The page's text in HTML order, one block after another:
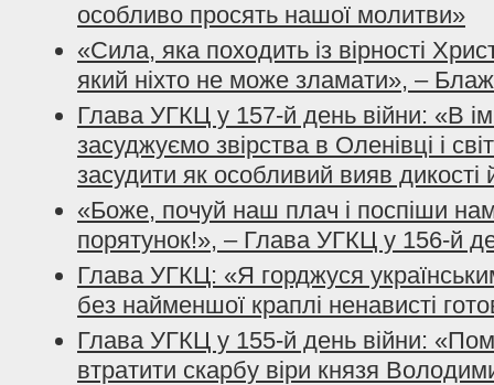
особливо просять нашої молитви»
«Сила, яка походить із вірності
який ніхто не може зламати», –
Глава УГКЦ у 157-й день війни: «В
засуджуємо звірства в Оленівці і
засудити як особливий вияв дикості
«Боже, почуй наш плач і поспіши
порятунок!», – Глава УГКЦ у 156-й
Глава УГКЦ: «Я горджуся
без найменшої краплі ненависті
Глава УГКЦ у 155-й день війни:
втратити скарбу віри князя